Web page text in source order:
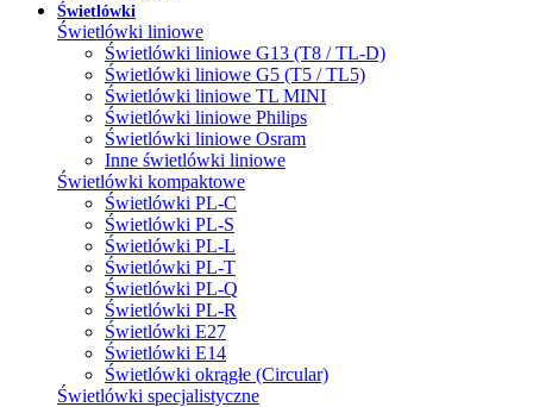
Świetlówki
Świetlówki liniowe
Świetlówki liniowe G13 (T8 / TL-D)
Świetlówki liniowe G5 (T5 / TL5)
Świetlówki liniowe TL MINI
Świetlówki liniowe Philips
Świetlówki liniowe Osram
Inne świetlówki liniowe
Świetlówki kompaktowe
Świetlówki PL-C
Świetlówki PL-S
Świetlówki PL-L
Świetlówki PL-T
Świetlówki PL-Q
Świetlówki PL-R
Świetlówki E27
Świetlówki E14
Świetlówki okrągłe (Circular)
Świetlówki specjalistyczne